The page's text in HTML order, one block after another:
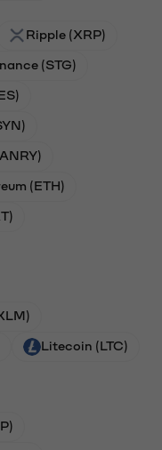
Ripple (XRP)
(STG)
(ETH)
Litecoin (LTC)